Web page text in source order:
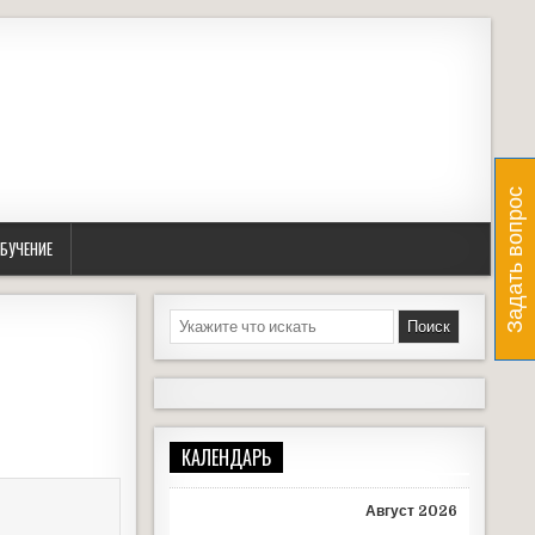
e
c
h
o
КАЛЕНДАРЬ
Август 2026
Задать вопрос